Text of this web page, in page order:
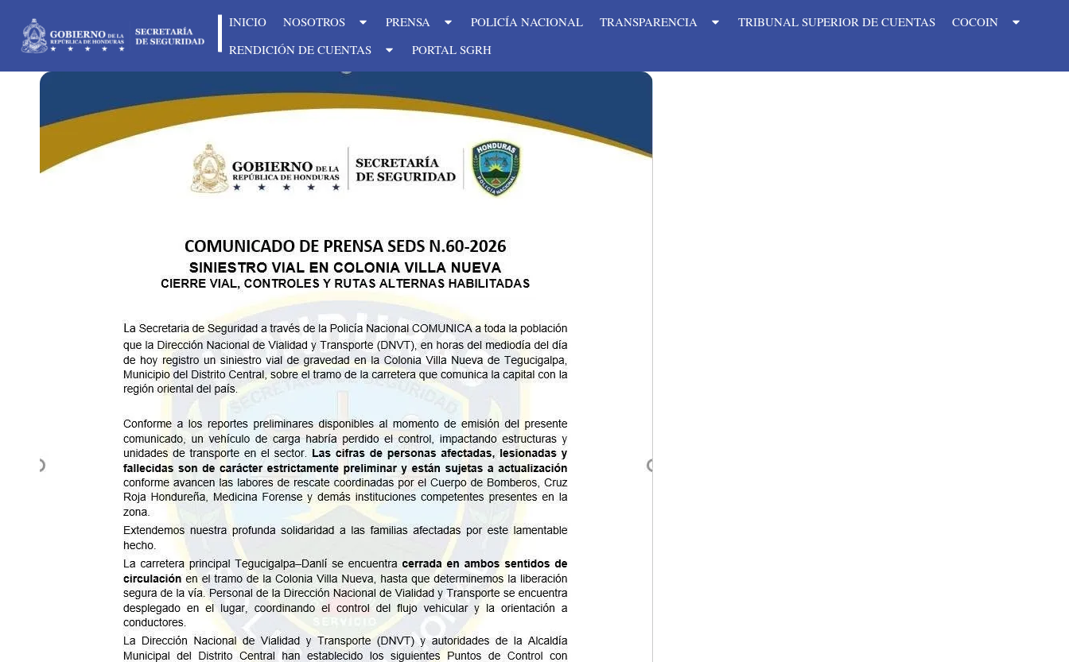
INICIO NOSOTROS PRENSA POLICÍA NACIONAL TRANSPARENCIA TRIBUNAL SUPERIOR DE CUENTAS
COCOIN
RENDICIÓN DE CUENTAS
PORTAL SGRH